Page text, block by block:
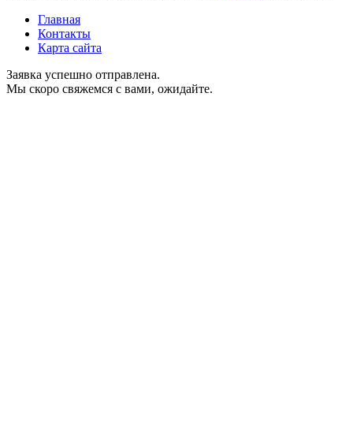
Главная
Контакты
Карта сайта
Заявка успешно отправлена.
Мы скоро свяжемся с вами, ожидайте.